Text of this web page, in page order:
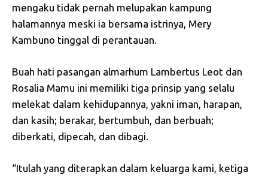
mengaku tidak pernah melupakan kampung
halamannya meski ia bersama istrinya, Mery
Kambuno tinggal di perantauan.
Buah hati pasangan almarhum Lambertus Leot dan
Rosalia Mamu ini memiliki tiga prinsip yang selalu
melekat dalam kehidupannya, yakni iman, harapan,
dan kasih; berakar, bertumbuh, dan berbuah;
diberkati, dipecah, dan dibagi.
“Itulah yang diterapkan dalam keluarga kami, ketiga